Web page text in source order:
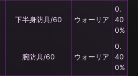
下半身防具/60 ウォーリア
0.
40
0%
腕防具/60 ウォーリア
0.
40
0%